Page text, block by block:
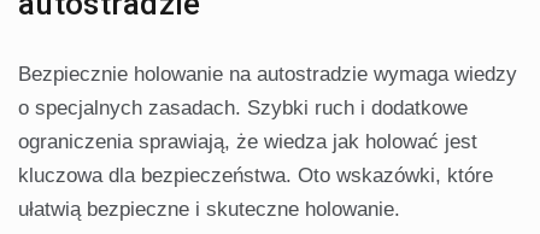
Bezpiecznie holowanie na autostradzie wymaga wiedzy
o specjalnych zasadach. Szybki ruch i dodatkowe
ograniczenia sprawiają, że wiedza jak holować jest
kluczowa dla bezpieczeństwa. Oto wskazówki, które
ułatwią bezpieczne i skuteczne holowanie.